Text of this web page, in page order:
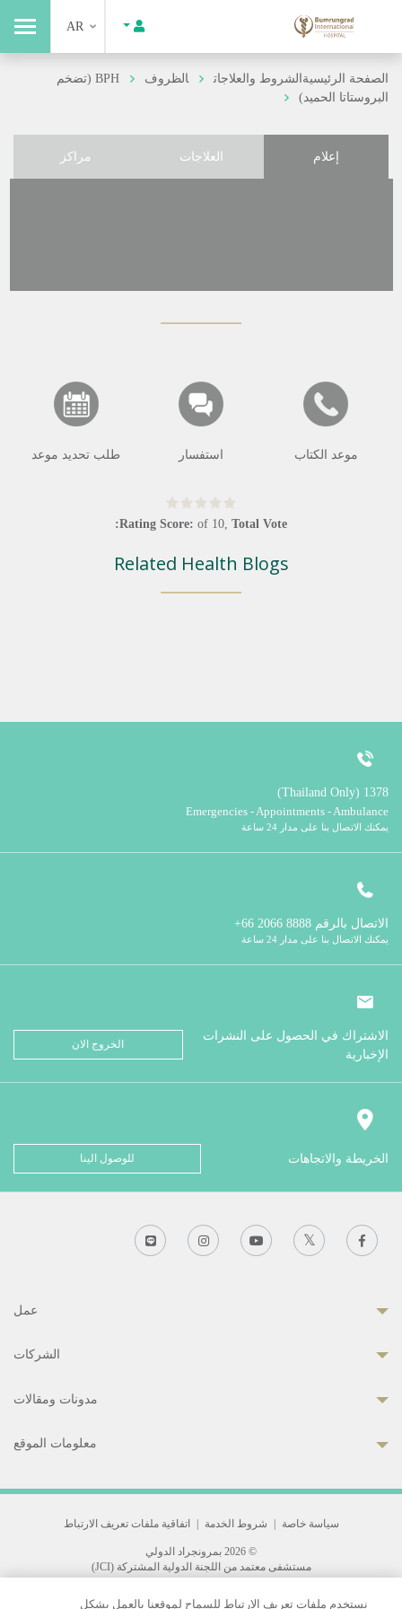
AR
الصفحة الرئيسيةالشروط والعلاجات الظروف
BPH (تضخم
البروستاتا الحميد)
إعلام العلاجات مراكز
موعد الكتاب استفسار طلب تحديد موعد
Rating Score: of 10, Total Vote:
Related Health Blogs
1378 (Thailand Only)
Emergencies - Appointments - Ambulance
يمكنك الاتصال بنا على مدار 24 ساعة
الاتصال بالرقم
يمكنك الاتصال بنا على مدار 24 ساعة
الاشتراك في الحصول على النشرات
الإخبارية
الخروج الان
الخريطة والاتجاهات للوصول الينا
عمل
الشركات
مدونات ومقالات
معلومات الموقع
سياسة خاصة شروط الخدمة اتفاقية ملفات تعريف الارتباط
© 2026 بمرونجراد الدولي
مستشفى معتمد من اللجنة الدولية المشتركة (JCI)
33 Sukhumvit 3, Wattana, Bangkok 10110 Thailand.
نستخدم ملفات تعريف الارتباط للسماح لموقعنا بالعمل بشكل